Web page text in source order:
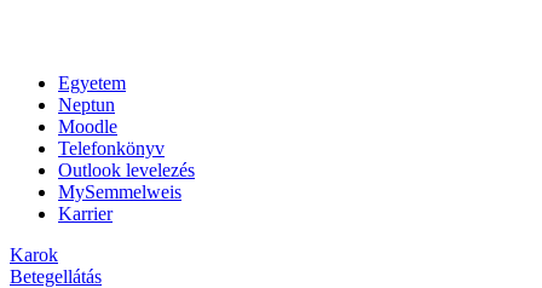
Egyetem
Neptun
Moodle
Telefonkönyv
Outlook levelezés
MySemmelweis
Karrier
Karok
Betegellátás